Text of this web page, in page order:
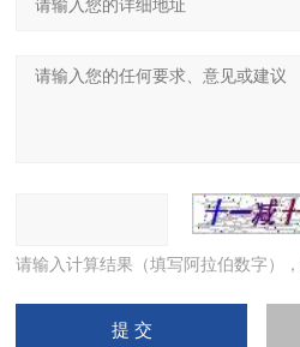
请输入计算结果（填写阿拉伯数字）